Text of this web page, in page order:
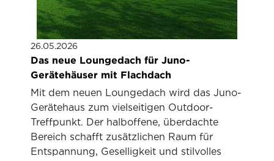
26.05.2026
Das neue Loungedach für Juno-
Gerätehäuser mit Flachdach
Mit dem neuen Loungedach wird das Juno-
Gerätehaus zum vielseitigen Outdoor-
Treffpunkt. Der halboffene, überdachte
Bereich schafft zusätzlichen Raum für
Entspannung, Geselligkeit und stilvolles